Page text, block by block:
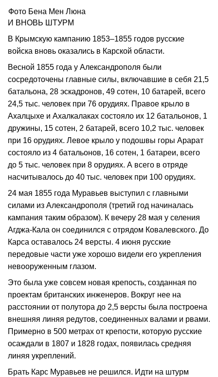
Фото Бена Мен Люна
И ВНОВЬ ШТУРМ
В Крымскую кампанию 1853–1855 годов русские
войска вновь оказались в Карской области.
Весной 1855 года у Александрополя были
сосредоточены главные силы, включавшие в себя 21,5
батальона, 28 эскадронов, 49 сотен, 10 батарей, всего
24,5 тыс. человек при 76 орудиях. Правое крыло в
Ахалцыхе и Ахалкалаках состояло их 12 батальонов, 1
дружины, 15 сотен, 2 батарей, всего 10,2 тыс. человек
при 16 орудиях. Левое крыло у подошвы горы Арарат
состояло из 4 батальонов, 16 сотен, 1 батареи, всего
до 5 тыс. человек при 8 орудиях. А всего в отряде
насчитывалось до 40 тыс. человек при 100 орудиях.
24 мая 1855 года Муравьев выступил с главными
силами из Александрополя (третий год начиналась
кампания таким образом). К вечеру 28 мая у селения
Агджа-Кала он соединился с отрядом Ковалевского. До
Карса оставалось 24 версты. 4 июня русские
передовые части уже хорошо видели его укрепления
невооруженным глазом.
Это была уже совсем новая крепость, созданная по
проектам британских инженеров. Вокруг нее на
расстоянии от полутора до 2,5 версты была построена
внешняя линяя редутов, соединенных валами и рвами.
Примерно в 500 метрах от крепости, которую русские
осаждали в 1807 и 1828 годах, появилась средняя
линяя укреплений.
Брать Карс Муравьев не решился. Идти на штурм